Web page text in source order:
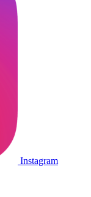
Instagram